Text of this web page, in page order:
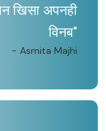
खिसा अपनही
विनब"
- Asmita Majhi